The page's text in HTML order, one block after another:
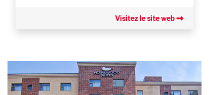
Visitez le site web